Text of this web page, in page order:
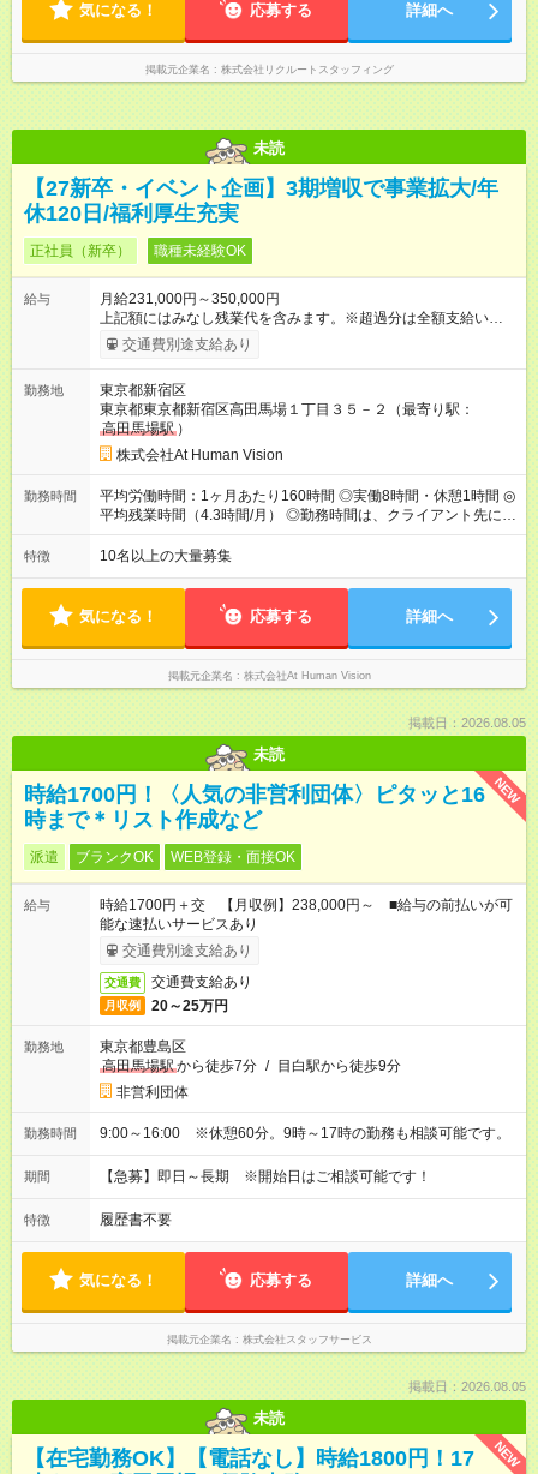
気になる！ 応募する 詳細へ
掲載元企業名 株式会社リクルートスタッフィング
未読
【27新卒・イベント企画】3期増収で事業拡大/年
休120日/福利厚生充実
正社員（新卒） 職種未経験OK
給与
月給231,000円～350,000円
上記額にはみなし残業代を含みます。※超過分は全額支給いたし
ます。 みなし残業代 24,000円 ～ 37,000円／月 みなし残業時
間 15時間／月 【給与】 月給： 大卒・院卒 ：243，000
（固定残業代 24，000円） 賞与：年２回 （業績連動型） 昇
給：年２回（3月、9月) 試用期間：6ヶ月 ※上記額にはみなし残
業代（月15時間分）が含まれた 金額になります。超過分は追加
で全額支給。 【頑張りを給与・キャリアに還元します】 年に2
回⼈事評価があり等級が決まります。 等級に合わせた給与設定
のため、若い内からでも頑張り次第で給与アップが叶います。
⼀般職（20～31万円）→リーダー（⽉給26～36万円） →係⻑
～58万円） 【試用期間】試用期間あり 試用期間の長さ：6ヶ月
※ 雇用形態と給与に、本採用時と異なる部分があります。 雇用
形態：本採用時と同じです。 給与：月給 224,000円 ～ 330,000
円 上記額にはみなし残業代を含みます。※超過分は全額支給い
たします。 みなし残業代 24,000円 ～ 34,000円／月 みなし残業
時間 15時間／月
交通費別途支給あり
勤務地
東京都新宿区
東京都東京都新宿区高田馬場１丁目３５－２（最寄り駅：
高田馬場駅 ）
株式会社At Human Vision
勤務時間
平均労働時間：1ヶ月あたり160時間 ◎実働8時間・休憩1時間 ◎
平均残業時間（4.3時間/月） ◎勤務時間は、クライアント先に
より異なります。 ※＜シフト例＞ 10:00～19:00／11:00～
20:00 平均労働時間：1ヶ月あたり160時間 ◎実働8時間・休憩1
先に より異なります。 ※＜シフト例＞ 10:00～19:00／11:00
～20:00
特徴 10名以上の大量募集
気になる！ 応募する 詳細へ
掲載元企業名 株式会社At Human Vision
掲載日：2026.08.05
未読
NEW
時給1700円！〈人気の非営利団体〉ピタッと16
時まで＊リスト作成など
派遣 ブランクOK WEB登録・面接OK
給与
時給1700円＋交 【月収例】238,000円～ ■給与の前払いが可
能な速払いサービスあり
交通費別途支給あり
交通費 交通費支給あり
月収例 20～25万円
勤務地
東京都豊島区
高田馬場駅から徒歩7分 / 目白駅から徒歩9分
非営利団体
勤務時間 9:00～16:00 ※休憩60分。9時～17時の勤務も相談可能です。
期間 【急募】即日～長期 ※開始日はご相談可能です！
特徴 履歴書不要
気になる！ 応募する 詳細へ
掲載元企業名 株式会社スタッフサービス
掲載日：2026.08.05
未読
NEW
【在宅勤務OK】【電話なし】時給1800円！17